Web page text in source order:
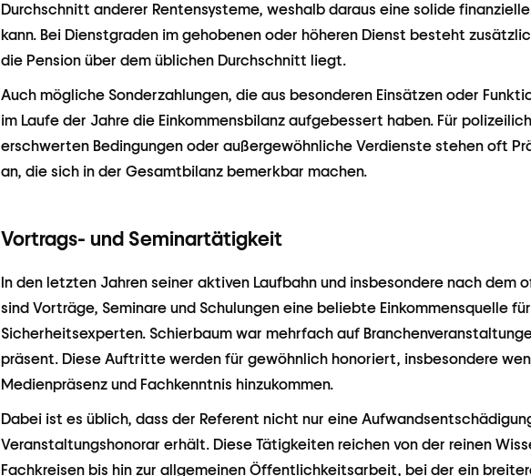
Durchschnitt anderer Rentensysteme, weshalb daraus eine solide
kann. Bei Dienstgraden im gehobenen oder höheren Dienst besteht
die Pension über dem üblichen Durchschnitt liegt.
Auch mögliche Sonderzahlungen, die aus besonderen Einsätzen oder
im Laufe der Jahre die Einkommensbilanz aufgebessert haben. Für
erschwerten Bedingungen oder außergewöhnliche Verdienste stehen oft
an, die sich in der Gesamtbilanz bemerkbar machen.
Vortrags- und Seminartätigkeit
In den letzten Jahren seiner aktiven Laufbahn und insbesondere nach dem
sind Vorträge, Seminare und Schulungen eine beliebte Einkommensquelle
Sicherheitsexperten. Schierbaum war mehrfach auf
präsent. Diese Auftritte werden für gewöhnlich honoriert, insbesondere
Medienpräsenz und Fachkenntnis hinzukommen.
Dabei ist es üblich, dass der Referent nicht nur eine
Veranstaltungshonorar erhält. Diese Tätigkeiten reichen von der reinen
Fachkreisen bis hin zur allgemeinen Öffentlichkeitsarbeit, bei der ein